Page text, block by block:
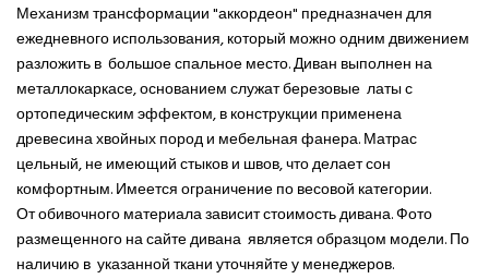
Механизм трансформации "аккордеон" предназначен для
ежедневного использования, который можно одним движением
разложить в большое спальное место. Диван выполнен на
металлокаркасе, основанием служат березовые латы с
ортопедическим эффектом, в конструкции применена
древесина хвойных пород и мебельная фанера. Матрас
цельный, не имеющий стыков и швов, что делает сон
комфортным. Имеется ограничение по весовой категории.
От обивочного материала зависит стоимость дивана. Фото
размещенного на сайте дивана является образцом модели. По
наличию в указанной ткани уточняйте у менеджеров.